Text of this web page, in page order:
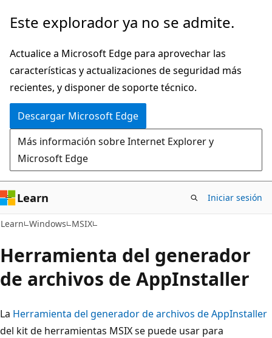
Ir
contenido
principal
Este explorador ya no se admite.
Actualice a Microsoft Edge para aprovechar las
características y actualizaciones de seguridad más
recientes, y disponer de soporte técnico.
Descargar Microsoft Edge
Más información sobre Internet Explorer y
Microsoft Edge
Learn Iniciar sesión
Learn Windows MSIX
Herramienta del generador
de archivos de AppInstaller
La Herramienta del generador de archivos de AppInstaller
del kit de herramientas MSIX se puede usar para